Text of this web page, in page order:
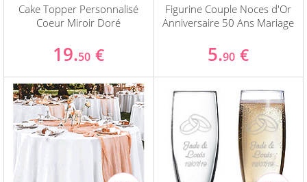
Cake Topper Personnalisé
Coeur Miroir Doré
19.50 €
Figurine Couple Noces d'Or
Anniversaire 50 Ans Mariage
5.90 €